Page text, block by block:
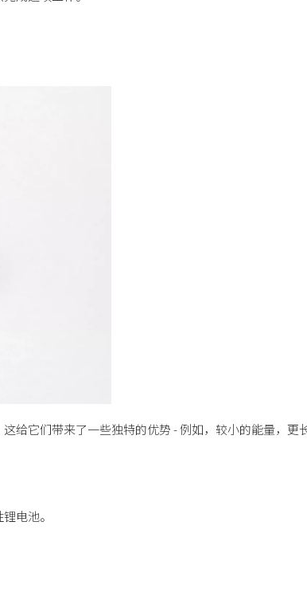
给它们带来了一些独特的优势 - 例如，较小的能量，更
电池。